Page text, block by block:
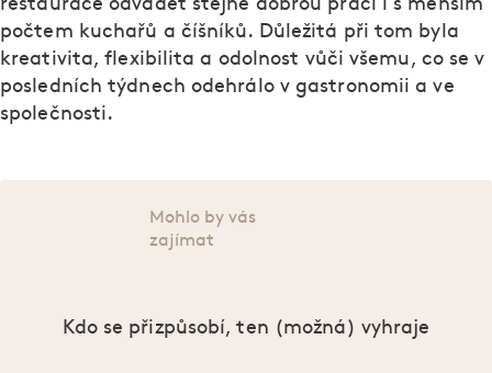
restaurace odvádět stejně dobrou práci i s menším
počtem kuchařů a číšníků. Důležitá při tom byla
kreativita, flexibilita a odolnost vůči všemu, co se v
posledních týdnech odehrálo v gastronomii a ve
společnosti.
Mohlo by vás
zajímat
Kdo se přizpůsobí, ten (možná) vyhraje